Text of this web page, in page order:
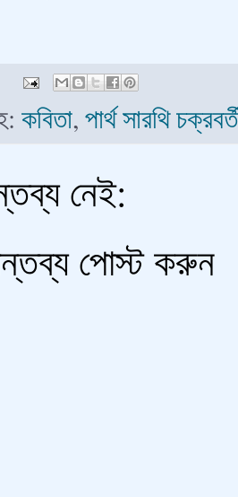
কবিতা, পার্থ সারথি
নেই:
পোস্ট করুন